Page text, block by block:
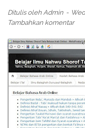
Ditulis oleh Admin
Tambahkan komentar